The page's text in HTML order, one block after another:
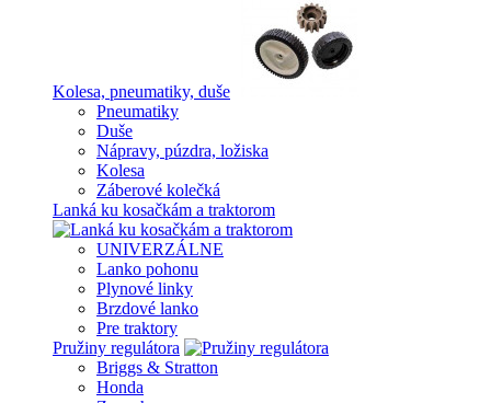
Kolesa, pneumatiky, duše
Pneumatiky
Duše
Nápravy, púzdra, ložiska
Kolesa
Záberové kolečká
Lanká ku kosačkám a traktorom
UNIVERZÁLNE
Lanko pohonu
Plynové linky
Brzdové lanko
Pre traktory
Pružiny regulátora
Briggs & Stratton
Honda